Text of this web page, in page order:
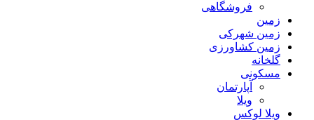
فروشگاهی
زمین
زمین شهرکی
زمین کشاورزی
گلخانه
مسکونی
آپارتمان
ویلا
ویلا لوکس